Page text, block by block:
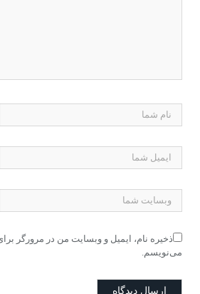
ذخیره نام، ایمیل و وبسایت من در مرورگر
می‌نویسم.